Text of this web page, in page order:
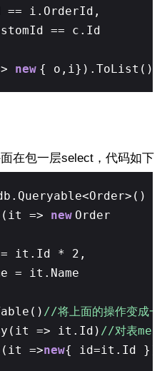
== i.OrderId,
== c.Id
new { o,i}).ToList()
在包一层select，代码如下
=> new Order
it.Id * 2,
= it.Name
//将上面的操作变成
=> it.Id) //对表
=>new{ id=it.Id